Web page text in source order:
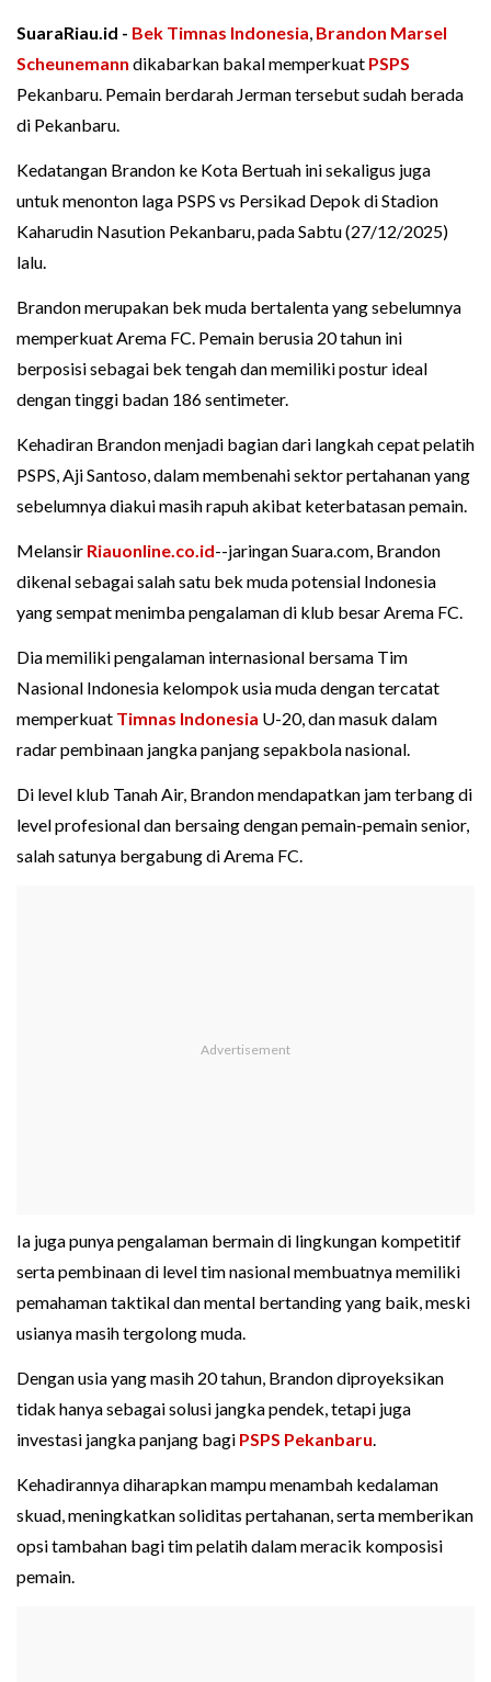
SuaraRiau.id - Bek Timnas Indonesia, Brandon Marsel
Scheunemann dikabarkan bakal memperkuat PSPS
Pekanbaru. Pemain berdarah Jerman tersebut sudah berada
di Pekanbaru.
Kedatangan Brandon ke Kota Bertuah ini sekaligus juga
untuk menonton laga PSPS vs Persikad Depok di Stadion
Kaharudin Nasution Pekanbaru, pada Sabtu (27/12/2025)
lalu.
Brandon merupakan bek muda bertalenta yang sebelumnya
memperkuat Arema FC. Pemain berusia 20 tahun ini
berposisi sebagai bek tengah dan memiliki postur ideal
dengan tinggi badan 186 sentimeter.
Kehadiran Brandon menjadi bagian dari langkah cepat pelatih
PSPS, Aji Santoso, dalam membenahi sektor pertahanan yang
sebelumnya diakui masih rapuh akibat keterbatasan pemain.
Melansir Riauonline.co.id--jaringan Suara.com, Brandon
dikenal sebagai salah satu bek muda potensial Indonesia
yang sempat menimba pengalaman di klub besar Arema FC.
Dia memiliki pengalaman internasional bersama Tim
Nasional Indonesia kelompok usia muda dengan tercatat
memperkuat Timnas Indonesia U-20, dan masuk dalam
radar pembinaan jangka panjang sepakbola nasional.
Di level klub Tanah Air, Brandon mendapatkan jam terbang di
level profesional dan bersaing dengan pemain-pemain senior,
salah satunya bergabung di Arema FC.
Ia juga punya pengalaman bermain di lingkungan kompetitif
serta pembinaan di level tim nasional membuatnya memiliki
pemahaman taktikal dan mental bertanding yang baik, meski
usianya masih tergolong muda.
Dengan usia yang masih 20 tahun, Brandon diproyeksikan
tidak hanya sebagai solusi jangka pendek, tetapi juga
investasi jangka panjang bagi PSPS Pekanbaru.
Kehadirannya diharapkan mampu menambah kedalaman
skuad, meningkatkan soliditas pertahanan, serta memberikan
opsi tambahan bagi tim pelatih dalam meracik komposisi
pemain.